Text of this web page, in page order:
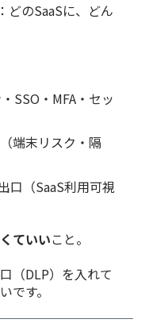
：どのSaaSに、どん
SSO・MFA・セッ
端末リスク・隔
口（SaaS利用可視
ていいこと。
（DLP）を入れて
です。